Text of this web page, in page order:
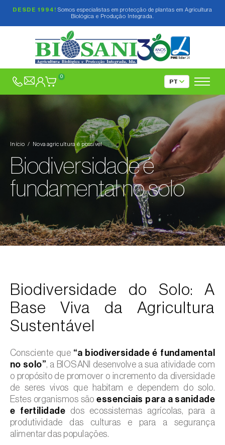
DESDE 1994! Somos especialistas em protecção de plantas em Agricultura
Biológica e Produção Integrada.
0
Início Nova agricultura é possível
Biodiversidade é
fundamental no solo
Biodiversidade do Solo: A
Base Viva da Agricultura
Sustentável
Consciente que “a biodiversidade é fundamental
no solo”, a BIOSANI desenvolve a sua atividade com
o propósito de promover o incremento da diversidade
de seres vivos que habitam e dependem do solo.
Estes organismos sãoessenciais para a sanidade
e fertilidade dos ecossistemas agrícolas, para a
produtividade das culturas e para a segurança
alimentar das populações.